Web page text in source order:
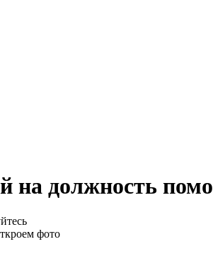
на должность
фото